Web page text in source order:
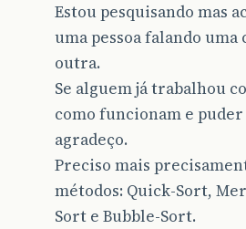
Estou pesquisando mas
uma pessoa falando uma
outra.
Se alguem já trabalhou
como funcionam e
agradeço.
Preciso mais
métodos: Quick-Sort,
Sort e Bubble-Sort.